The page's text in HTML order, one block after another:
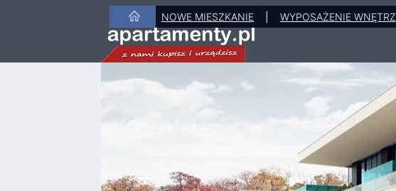
NOWE MIESZKANIE WYPOSAŻENIE WNĘTRZ